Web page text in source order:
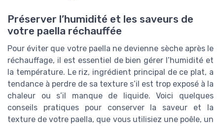
Préserver l’humidité et les saveurs de
votre paella réchauffée
Pour éviter que votre paella ne devienne sèche après le
réchauffage, il est essentiel de bien gérer l’humidité et
la température. Le riz, ingrédient principal de ce plat, a
tendance à perdre de sa texture s’il est trop exposé à la
chaleur ou s’il manque de liquide. Voici quelques
conseils pratiques pour conserver la saveur et la
texture de votre paella, que vous utilisiez une poêle, un